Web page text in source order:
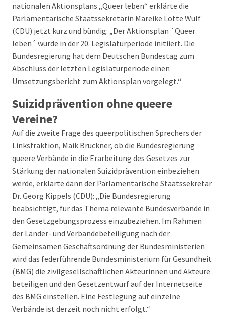
nationalen Aktionsplans „Queer leben“ erklärte die
Parlamentarische Staatssekretärin Mareike Lotte Wulf
(CDU) jetzt kurz und bündig: „Der Aktionsplan ´Queer
leben´ wurde in der 20. Legislaturperiode initiiert. Die
Bundesregierung hat dem Deutschen Bundestag zum
Abschluss der letzten Legislaturperiode einen
Umsetzungsbericht zum Aktionsplan vorgelegt.“
Suizidprävention ohne queere
Vereine?
Auf die zweite Frage des queerpolitischen Sprechers der
Linksfraktion, Maik Brückner, ob die Bundesregierung
queere Verbände in die Erarbeitung des Gesetzes zur
Stärkung der nationalen Suizidprävention einbeziehen
werde, erklärte dann der Parlamentarische Staatssekretär
Dr. Georg Kippels (CDU): „Die Bundesregierung
beabsichtigt, für das Thema relevante Bundesverbände in
den Gesetzgebungsprozess einzubeziehen. Im Rahmen
der Länder- und Verbändebeteiligung nach der
Gemeinsamen Geschäftsordnung der Bundesministerien
wird das federführende Bundesministerium für Gesundheit
(BMG) die zivilgesellschaftlichen Akteurinnen und Akteure
beteiligen und den Gesetzentwurf auf der Internetseite
des BMG einstellen. Eine Festlegung auf einzelne
Verbände ist derzeit noch nicht erfolgt.“